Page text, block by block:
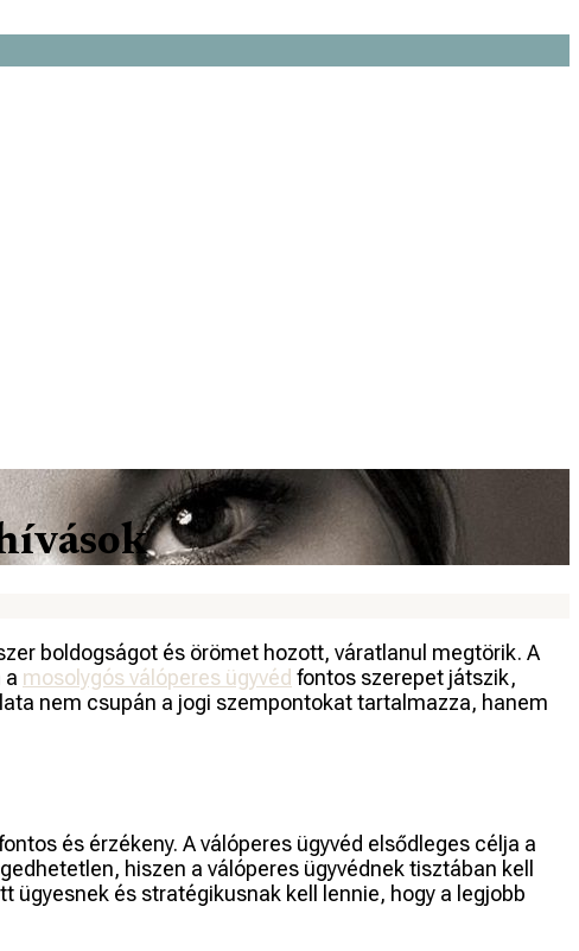
boldogságot és örömet hozott, váratlanul megtörik. A
a mosolygós válóperes ügyvéd fontos szerepet játszik,
nem csupán a jogi szempontokat tartalmazza, hanem
és érzékeny. A válóperes ügyvéd elsődleges célja a
hiszen a válóperes ügyvédnek tisztában kell
ügyesnek és stratégikusnak kell lennie, hogy a legjobb